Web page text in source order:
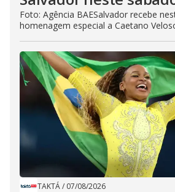
Foto: Agência BAESalvador recebe
homenagem especial a Caetano
TAKTÁ/ 07/08/2026